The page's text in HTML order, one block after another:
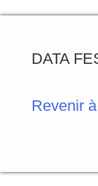
DATA
Revenir